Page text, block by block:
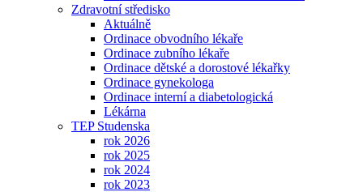
Zdravotní středisko
Aktuálně
Ordinace obvodního lékaře
Ordinace zubního lékaře
Ordinace dětské a dorostové lékařky
Ordinace gynekologa
Ordinace interní a diabetologická
Lékárna
TEP Studenska
rok 2026
rok 2025
rok 2024
rok 2023